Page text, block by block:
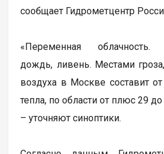
сообщает Гидрометцентр
«Переменная облачность.
дождь, ливень. Местами
воздуха в Москве составит
тепла, по области от плюс 29
– уточняют синоптики.